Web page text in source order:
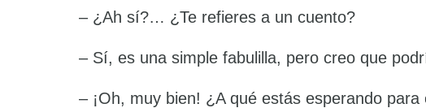
– ¿Ah sí?… ¿Te refieres a un cuento?
– Sí, es una simple fabulilla, pero creo que
– ¡Oh, muy bien! ¿A qué estás esperando